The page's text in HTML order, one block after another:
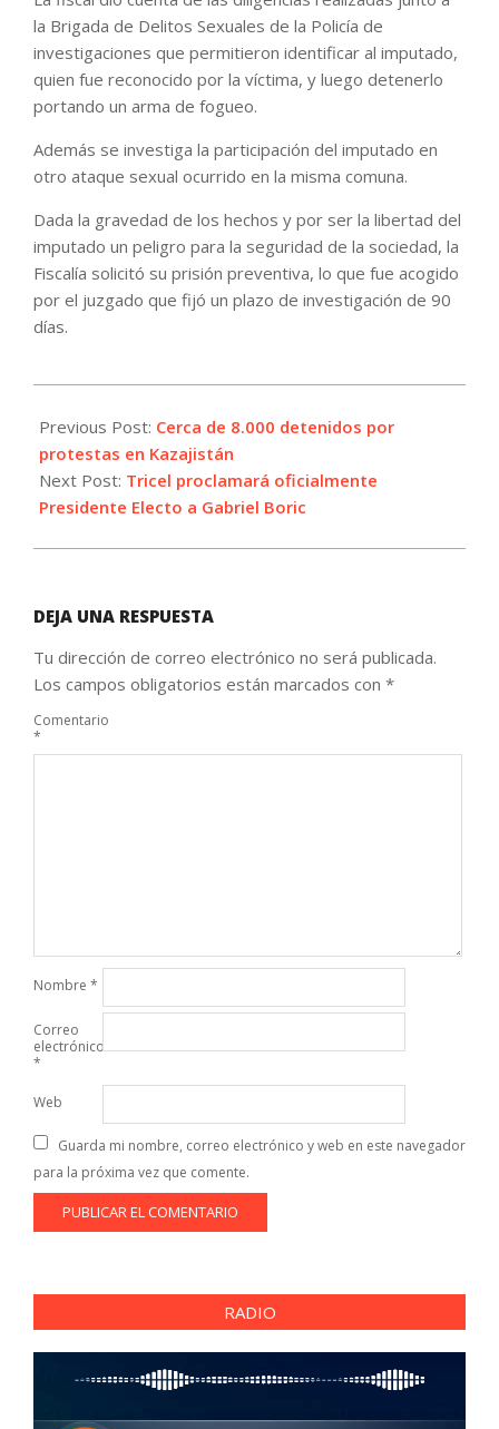
la Brigada de Delitos Sexuales de la Policía de
investigaciones que permitieron identificar al imputado,
quien fue reconocido por la víctima, y luego detenerlo
portando un arma de fogueo.
Además se investiga la participación del imputado en
otro ataque sexual ocurrido en la misma comuna.
Dada la gravedad de los hechos y por ser la libertad del
imputado un peligro para la seguridad de la sociedad, la
Fiscalía solicitó su prisión preventiva, lo que fue acogido
por el juzgado que fijó un plazo de investigación de 90
días.
01-
10
Previous Post: Cerca de 8.000 detenidos por
protestas en Kazajistán
Next Post: Tricel proclamará oficialmente
Presidente Electo a Gabriel Boric
DEJA UNA RESPUESTA
Tu dirección de correo electrónico no será publicada.
Los campos obligatorios están marcados con *
Comentario
*
Nombre *
Correo
electrónico
*
Web
Guarda mi nombre, correo electrónico y web en este navegador
para la próxima vez que comente.
RADIO